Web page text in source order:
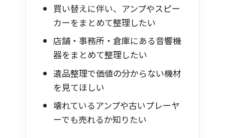
買い替えに伴い、アンプやスピー
カーをまとめて整理したい
店舗・事務所・倉庫にある音響機
器をまとめて整理したい
遺品整理で価値の分からない機材
を見てほしい
壊れているアンプや古いプレーヤ
ーでも売れるか知りたい